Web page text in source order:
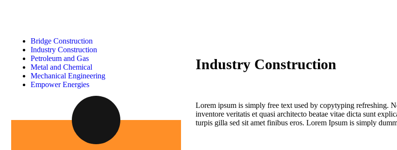
Bridge Construction
Industry Construction
Petroleum and Gas
Metal and Chemical
Mechanical Engineering
Empower Energies
Industry Construction
Lorem ipsum is simply free text used by copytyping refreshing.
inventore veritatis et quasi architecto beatae vitae dicta sunt
turpis gilla sed sit amet finibus eros. Lorem Ipsum is simply